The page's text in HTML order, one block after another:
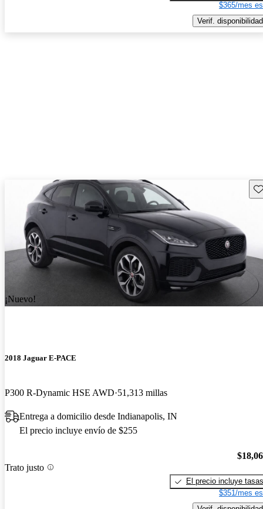
$365/mes
Verif. disponibilidad
¡Nuevo!
2018 Jaguar E-PACE
P300 R-Dynamic HSE AWD 51,313 millas
Entrega a domicilio desde Indianapolis, IN
El precio incluye envío de $255
Trato justo
El precio incluye tasas
$351/mes